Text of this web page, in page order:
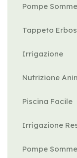
Pompe
Tappeto
Irrigazione
Nutrizione
Piscina Facile
Irrigazione
Pompe